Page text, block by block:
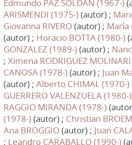
Edmundo PAZ SOLDAN (1967-)
ARISMENDI (1975-)(autor) ;
Giovanna RIVERO(autor) ; María
(autor) ; Horacio BOTTA (1980-)
GONZALEZ (1989-)(autor) ;
; Ximena RODRIGUEZ
CANOSA (1978-)(autor) ; Juan
(autor) ; Alberto CHIMAL (1970-)
GUERRERO VALENZUELA (1980-)
RAGGIO MIRANDA (1978-)
(1978-)(autor) ; Christian
Ana BROGGIO(autor) ; Juan
; Leandro CARABALLO (1990-)